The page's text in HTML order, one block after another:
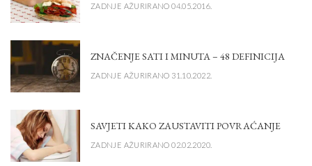
ZADNJE AŽURIRANO 04.05.2016.
ZNAČENJE SATI I MINUTA – 48 DEFINICIJA
ZADNJE AŽURIRANO 31.10.2022.
SAVJETI KAKO ZAUSTAVITI POVRAĆANJE
ZADNJE AŽURIRANO 02.02.2020.